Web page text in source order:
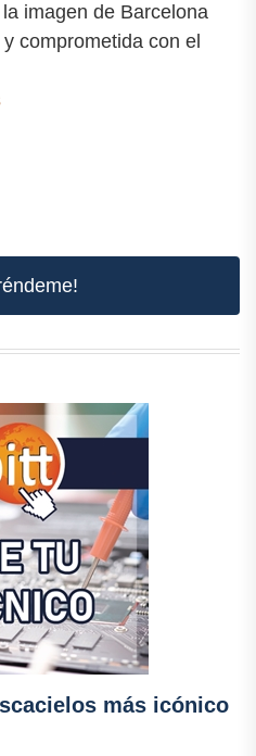
imagen de Barcelona
comprometida con el
más icónico